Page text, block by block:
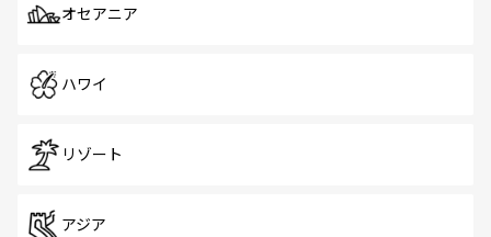
オセアニア
ハワイ
リゾート
アジア